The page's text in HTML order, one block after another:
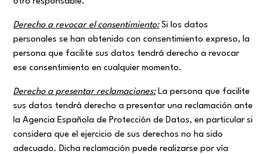
Derecho a revocar el consentimiento:Si los datos
personales se han obtenido con consentimiento expreso, la
persona que facilite sus datos tendrá derecho a revocar
ese consentimiento en cualquier momento.
Derecho a presentar reclamaciones:La persona que facilite
sus datos tendrá derecho a presentar una reclamación ante
la Agencia Española de Protección de Datos, en particular si
considera que el ejercicio de sus derechos no ha sido
adecuado. Dicha reclamación puede realizarse por vía